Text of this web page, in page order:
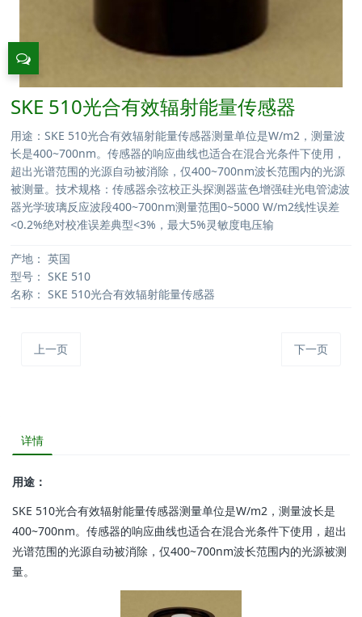
SKE 510光合有效辐射能量传感器
用途：SKE 510光合有效辐射能量传感器测量单位是W/m2，测量波
长是400~700nm。传感器的响应曲线也适合在混合光条件下使用，
超出光谱范围的光源自动被消除，仅400~700nm波长范围内的光源
被测量。技术规格：传感器余弦校正头探测器蓝色增强硅光电管滤波
器光学玻璃反应波段400~700nm测量范围0~5000 W/m2线性误差
<0.2%绝对校准误差典型<3%，最大5%灵敏度电压输
产地： 英国
型号： SKE 510
名称： SKE 510光合有效辐射能量传感器
上一页 下一页
详情
用途：
SKE 510光合有效辐射能量传感器测量单位是W/m2，测量波长是
400~700nm。传感器的响应曲线也适合在混合光条件下使用，超出
光谱范围的光源自动被消除，仅400~700nm波长范围内的光源被测
量。